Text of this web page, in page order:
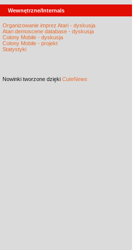
Wewnętrzne/Internals
Organizowanie imprez Atari - dyskusja
Atari demoscene database - dyskusja
Colony Mobile - dyskusja
Colony Mobile - projekt
Statystyki
Nowinki tworzone dzięki CuteNews